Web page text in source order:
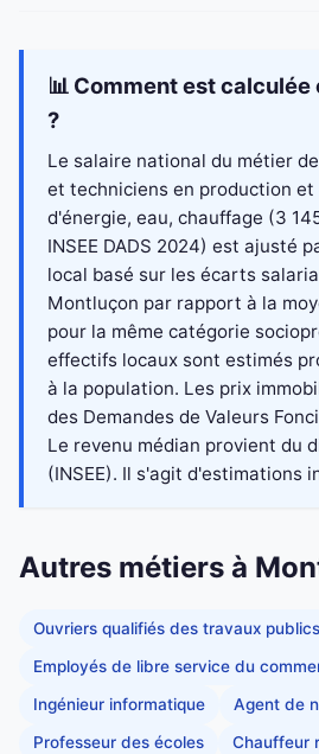
📊 Comment est
?
Le salaire national du métier
et techniciens en production
d'énergie, eau, chauffage (3
INSEE DADS 2024) est ajusté
local basé sur les écarts
Montluçon par rapport à la
pour la même catégorie
effectifs locaux sont estimés
à la population. Les prix
des Demandes de Valeurs
Le revenu médian provient du
(INSEE). Il s'agit d'estimations
Autres métiers à
Ouvriers qualifiés des travaux publics
Employés de libre service du
Ingénieur informatique Agent de
Professeur des écoles Chauffeur